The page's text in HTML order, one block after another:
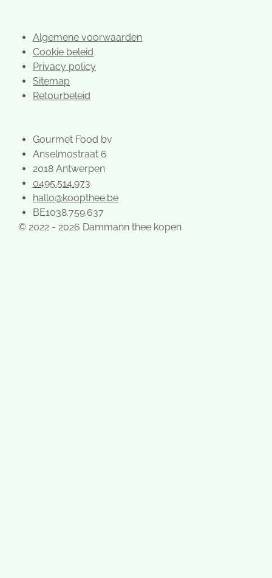
Algemene voorwaarden
Cookie beleid
Privacy policy
Sitemap
Retourbeleid
Gourmet Food bv
Anselmostraat 6
2018 Antwerpen
0495.514.973
hallo@koopthee.be
BE1038.759.637
© 2022 - 2026 Dammann thee kopen